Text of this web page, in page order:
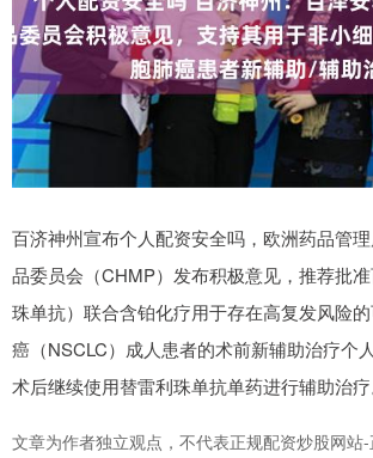
百济神州宣布个人配资安全吗，欧洲药品管
品委员会（CHMP）发布积极意见，推荐批
珠单抗）联合含铂化疗用于存在高复发风险
癌（NSCLC）成人患者的术前新辅助治疗个
术后继续使用替雷利珠单抗单药进行辅助治疗
文章为作者独立观点，不代表正规配资炒股网站